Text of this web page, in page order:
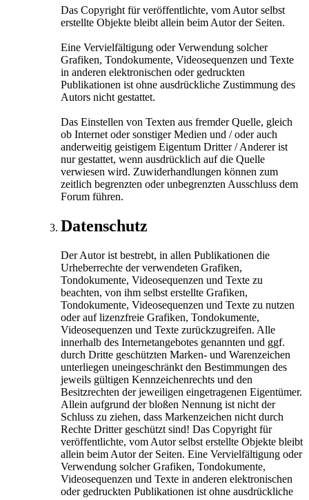
Das Copyright für veröffentlichte, vom Autor selbst
erstellte Objekte bleibt allein beim Autor der Seiten.
Eine Vervielfältigung oder Verwendung solcher
Grafiken, Tondokumente, Videosequenzen und Texte
in anderen elektronischen oder gedruckten
Publikationen ist ohne ausdrückliche Zustimmung des
Autors nicht gestattet.
Das Einstellen von Texten aus fremder Quelle, gleich
ob Internet oder sonstiger Medien und / oder auch
anderweitig geistigem Eigentum Dritter / Anderer ist
nur gestattet, wenn ausdrücklich auf die Quelle
verwiesen wird. Zuwiderhandlungen können zum
zeitlich begrenzten oder unbegrenzten Ausschluss dem
Forum führen.
Datenschutz
Der Autor ist bestrebt, in allen Publikationen die
Urheberrechte der verwendeten Grafiken,
Tondokumente, Videosequenzen und Texte zu
beachten, von ihm selbst erstellte Grafiken,
Tondokumente, Videosequenzen und Texte zu nutzen
oder auf lizenzfreie Grafiken, Tondokumente,
Videosequenzen und Texte zurückzugreifen. Alle
innerhalb des Internetangebotes genannten und ggf.
durch Dritte geschützten Marken- und Warenzeichen
unterliegen uneingeschränkt den Bestimmungen des
jeweils gültigen Kennzeichenrechts und den
Besitzrechten der jeweiligen eingetragenen Eigentümer.
Allein aufgrund der bloßen Nennung ist nicht der
Schluss zu ziehen, dass Markenzeichen nicht durch
Rechte Dritter geschützt sind! Das Copyright für
veröffentlichte, vom Autor selbst erstellte Objekte bleibt
allein beim Autor der Seiten. Eine Vervielfältigung oder
Verwendung solcher Grafiken, Tondokumente,
Videosequenzen und Texte in anderen elektronischen
oder gedruckten Publikationen ist ohne ausdrückliche